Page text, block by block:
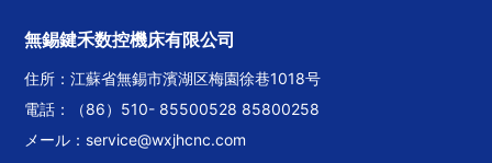
無錫鍵禾数控機床有限公司
住所：江蘇省無錫市濱湖区梅園徐巷1018号
電話：
（86）510- 85500528 85800258
メール： service@wxjhcnc.com